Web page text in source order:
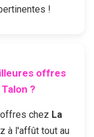
!
offres
?
chez La
à l'affût tout au